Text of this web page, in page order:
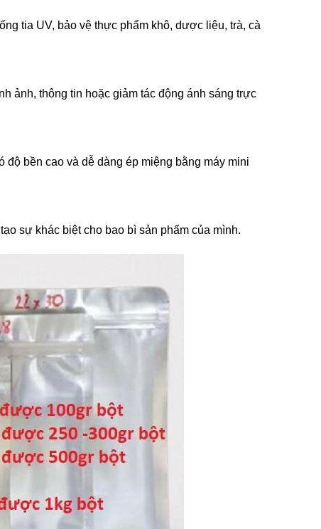
tia UV, bảo vệ thực phẩm khô, dược liệu, trà, cà
ảnh, thông tin hoặc giảm tác động ánh sáng trực
bền cao và dễ dàng ép miệng bằng máy mini
sự khác biệt cho bao bì sản phẩm của mình.